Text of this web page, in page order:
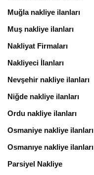
Muğla nakliye ilanları
Muş nakliye ilanları
Nakliyat Firmaları
Nakliyeci İlanları
Nevşehir nakliye ilanları
Niğde nakliye ilanları
Ordu nakliye ilanları
Osmaniye nakliye ilanları
Osmanıye nakliye ilanları
Parsiyel Nakliye